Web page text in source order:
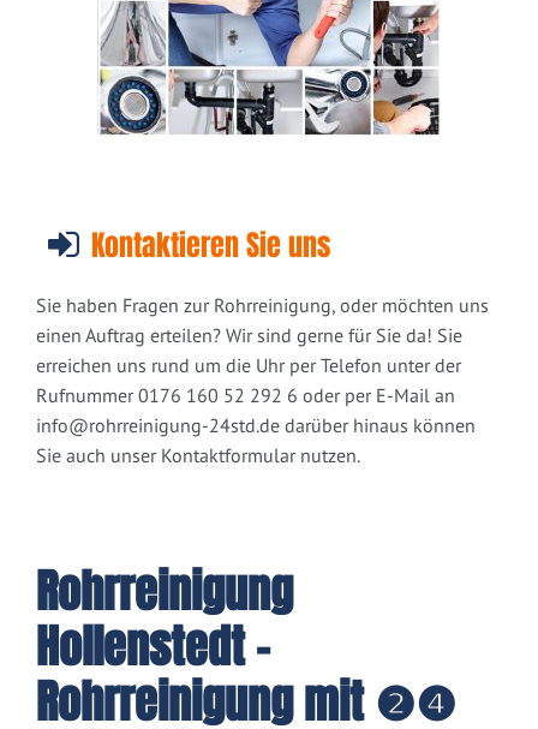
Kontaktieren Sie uns
Sie haben Fragen zur Rohrreinigung, oder möchten uns
einen Auftrag erteilen? Wir sind gerne für Sie da! Sie
erreichen uns rund um die Uhr per Telefon unter der
Rufnummer 0176 160 52 292 6 oder per E-Mail an
info@rohrreinigung-24std.de darüber hinaus können
Sie auch unser Kontaktformular nutzen.
Rohrreinigung
Hollenstedt -
Rohrreinigung mit ❷❹